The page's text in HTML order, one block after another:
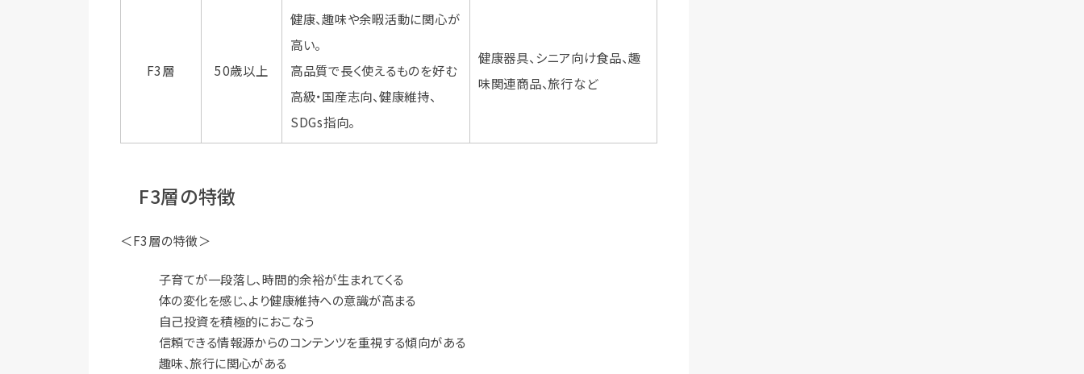
F3層 50歳以上
健康、趣味や余暇活動に関心が
高い。
高品質で長く使えるものを好む
高級・国産志向、健康維持、
SDGs指向。
健康器具、シニア向け食品、趣
味関連商品、旅行など
F3層の特徴
＜F3層の特徴＞
子育てが一段落し、時間的余裕が生まれてくる
体の変化を感じ、より健康維持への意識が高まる
自己投資を積極的におこなう
信頼できる情報源からのコンテンツを重視する傾向がある
趣味、旅行に関心がある